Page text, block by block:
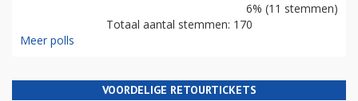
6% (11 stemmen)
Totaal aantal stemmen: 170
Meer polls
VOORDELIGE RETOURTICKETS